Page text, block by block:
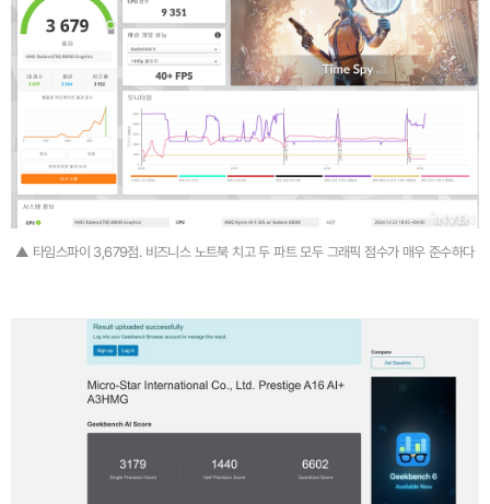
▲ 타임스파이 3,679점. 비즈니스 노트북 치고 두 파트 모두 그래픽 점수가 매우 준수하다